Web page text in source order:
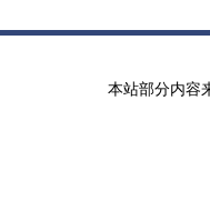
本站部分内容